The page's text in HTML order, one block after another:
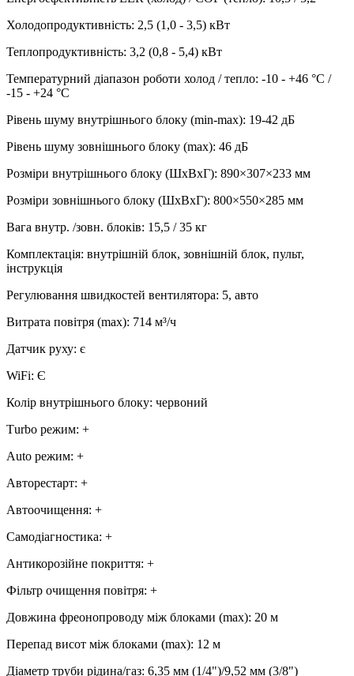
Холодопродуктивність: 2,5 (1,0 - 3,5) кВт
Теплопродуктивність: 3,2 (0,8 - 5,4) кВт
Температурний діапазон роботи холод / тепло: -10 - +46 °С /
-15 - +24 °С
Рівень шуму внутрішнього блоку (min-max): 19-42 дБ
Рівень шуму зовнішнього блоку (max): 46 дБ
Розміри внутрішнього блоку (ШхВхГ): 890×307×233 мм
Розміри зовнішнього блоку (ШхВхГ): 800×550×285 мм
Вага внутр. /зовн. блоків: 15,5 / 35 кг
Комплектація: внутрішній блок, зовнішній блок, пульт,
інструкція
Регулювання швидкостей вентилятора: 5, авто
Витрата повітря (max): 714 м³/ч
Датчик руху: є
WiFi: Є
Колір внутрішнього блоку: червоний
Тurbo режим: +
Аuto режим: +
Авторестарт: +
Автоочищення: +
Самодіагностика: +
Антикорозійне покриття: +
Фільтр очищення повітря: +
Довжина фреонопроводу між блоками (max): 20 м
Перепад висот між блоками (max): 12 м
Діаметр труби рідина/газ: 6,35 мм (1/4")/9,52 мм (3/8")